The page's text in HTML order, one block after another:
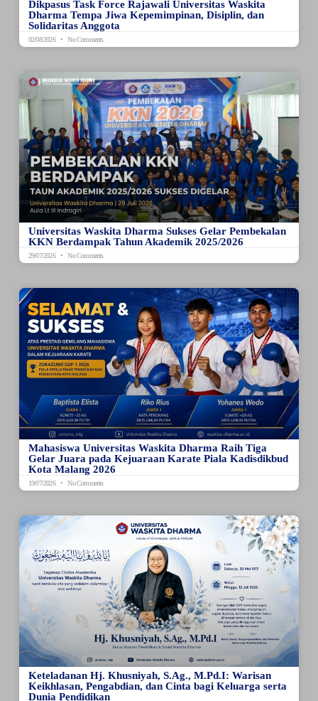
Dikpasus Task Force Rajawali Universitas Waskita
Dharma Tempa Jiwa Kepemimpinan, Disiplin, dan
Solidaritas Anggota
02/08/2026 No Comments
Universitas Waskita Dharma Sukses Gelar Pembekalan
KKN Berdampak Tahun Akademik 2025/2026
29/07/2026 No Comments
Mahasiswa Universitas Waskita Dharma Raih Tiga
Gelar Juara pada Kejuaraan Karate Piala Kadisdikbud
Kota Malang 2026
19/07/2026 No Comments
Keteladanan Hj. Khusniyah, S.Ag., M.Pd.I: Warisan
Keikhlasan, Pengabdian, dan Cinta bagi Keluarga serta
Dunia Pendidikan